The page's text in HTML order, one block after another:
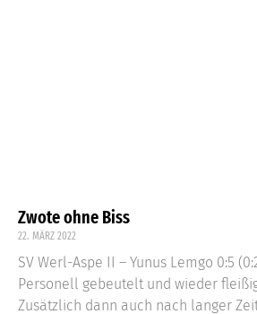
Zwote ohne Biss
22. MÄRZ 2022
SV Werl-Aspe II – Yunus Lemgo 0:5
Personell gebeutelt und wieder
Zusätzlich dann auch nach langer